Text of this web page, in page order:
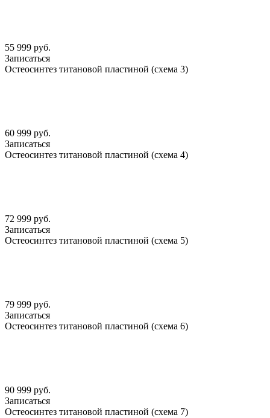
55 999 руб.
Записаться
Остеосинтез титановой пластиной (схема 3)
60 999 руб.
Записаться
Остеосинтез титановой пластиной (схема 4)
72 999 руб.
Записаться
Остеосинтез титановой пластиной (схема 5)
79 999 руб.
Записаться
Остеосинтез титановой пластиной (схема 6)
90 999 руб.
Записаться
Остеосинтез титановой пластиной (схема 7)